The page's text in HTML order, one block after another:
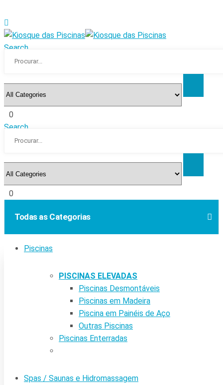
Search
0
Search
0
Todas as Categorias
Piscinas
PISCINAS ELEVADAS
Piscinas Desmontáveis
Piscinas em Madeira
Piscina em Painéis de Aço
Outras Piscinas
Piscinas Enterradas
Spas / Saunas e Hidromassagem